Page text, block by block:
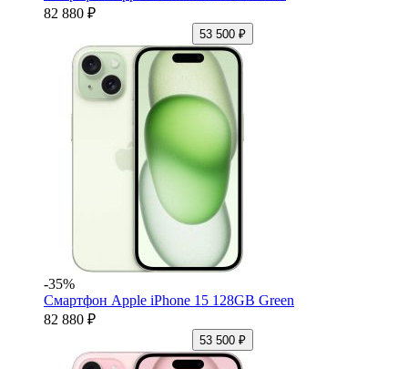
82 880 ₽
53 500 ₽
-35%
Смартфон Apple iPhone 15 128GB Green
82 880 ₽
53 500 ₽